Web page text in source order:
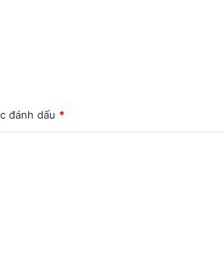
đánh dấu *